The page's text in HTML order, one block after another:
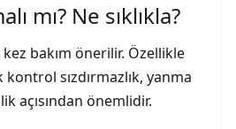
mı? Ne sıklıkla?
kez bakım önerilir. Özellikle
kontrol sızdırmazlık, yanma
açısından önemlidir.